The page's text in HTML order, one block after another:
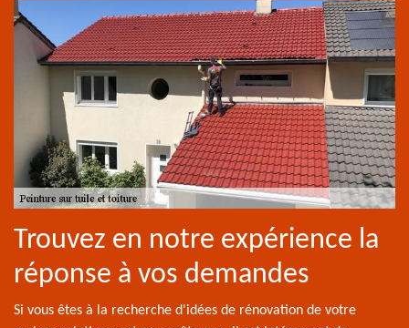
Trouvez en notre expérience la
réponse à vos demandes
Si vous êtes à la recherche d'idées de rénovation de votre